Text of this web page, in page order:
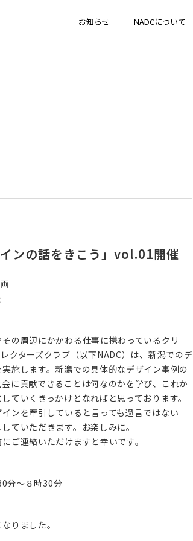
お知らせ NADCについて
ンの話をきこう」vol.01開催
の周辺にかかわる仕事に携わっているクリ
クターズクラブ（以下NADC）は、新潟でのデ
施します。新潟での具体的なデザイン事例の
に貢献できることは何なのかを学び、これか
ていくきっかけとなればと思っております。
ンを牽引していると言っても過言ではない
ていただきます。お楽しみに。
ご連絡いただけますと幸いです。
分〜８時30分
りました。